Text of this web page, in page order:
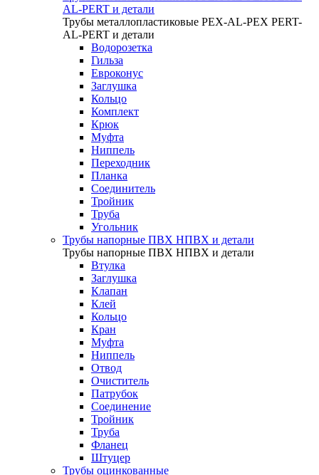
AL-PERT и детали
Трубы металлопластиковые PEX-AL-PEX PERT-
AL-PERT и детали
Водорозетка
Гильза
Евроконус
Заглушка
Кольцо
Комплект
Крюк
Муфта
Ниппель
Переходник
Планка
Соединитель
Тройник
Труба
Угольник
Трубы напорные ПВХ НПВХ и детали
Трубы напорные ПВХ НПВХ и детали
Втулка
Заглушка
Клапан
Клей
Кольцо
Кран
Муфта
Ниппель
Отвод
Очиститель
Патрубок
Соединение
Тройник
Труба
Фланец
Штуцер
Трубы оцинкованные